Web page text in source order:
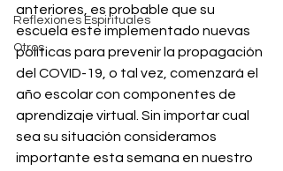
Reflexiones Espirituales
Otros
anteriores, es probable que su
escuela este implementado nuevas
políticas para prevenir la propagación
del COVID-19, o tal vez, comenzará el
año escolar con componentes de
aprendizaje virtual. Sin importar cual
sea su situación consideramos
importante esta semana en nuestro